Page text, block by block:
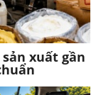
xuất gần